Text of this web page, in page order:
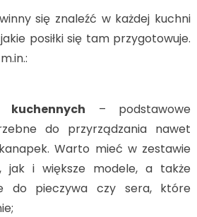
się znaleźć w każdej kuchni
posiłki się tam przygotowuje.
– podstawowe
do przyrządzania nawet
Warto mieć w zestawie
jak i większe modele, a także
do pieczywa czy sera, które